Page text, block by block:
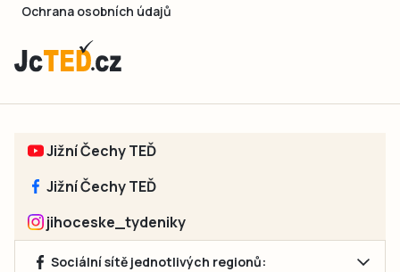
Ochrana osobních údajů
Jižní Čechy TEĎ
Jižní Čechy TEĎ
jihoceske_tydeniky
Sociální sítě jednotlivých regionů: